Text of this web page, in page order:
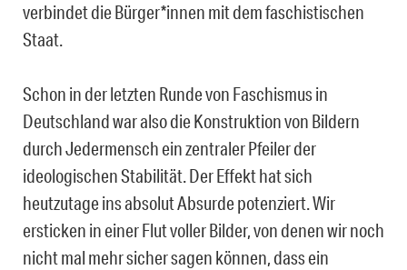
verbindet die Bürger*innen mit dem faschistischen
Staat.
Schon in der letzten Runde von Faschismus in
Deutschland war also die Konstruktion von Bildern
durch Jedermensch ein zentraler Pfeiler der
ideologischen Stabilität. Der Effekt hat sich
heutzutage ins absolut Absurde potenziert. Wir
ersticken in einer Flut voller Bilder, von denen wir noch
nicht mal mehr sicher sagen können, dass ein